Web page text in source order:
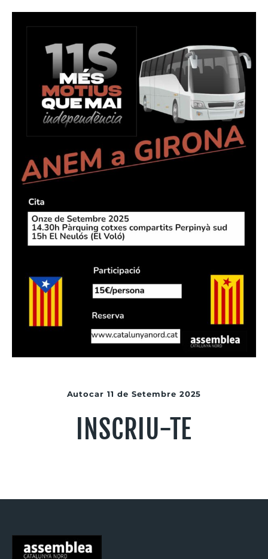
Autocar 11 de Setembre 2025
INSCRIU-TE